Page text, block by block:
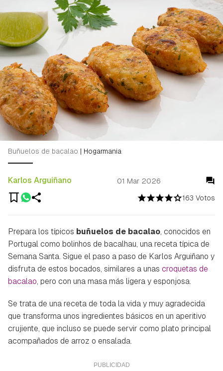
163 Votos
Karlos Arguiñano 01 Mar 2026
Buñuelos de bacalao | Hogarmania
Prepara los típicos buñuelos de bacalao, conocidos en
Portugal como bolinhos de bacalhau, una receta típica de
Semana Santa. Sigue el paso a paso de Karlos Arguiñano y
disfruta de estos bocados, similares a unas croquetas de
bacalao, pero con una masa más ligera y esponjosa.
Se trata de una receta de toda la vida y muy agradecida
que transforma unos ingredientes básicos en un aperitivo
crujiente, que incluso se puede servir como plato principal
acompañados de arroz o ensalada.